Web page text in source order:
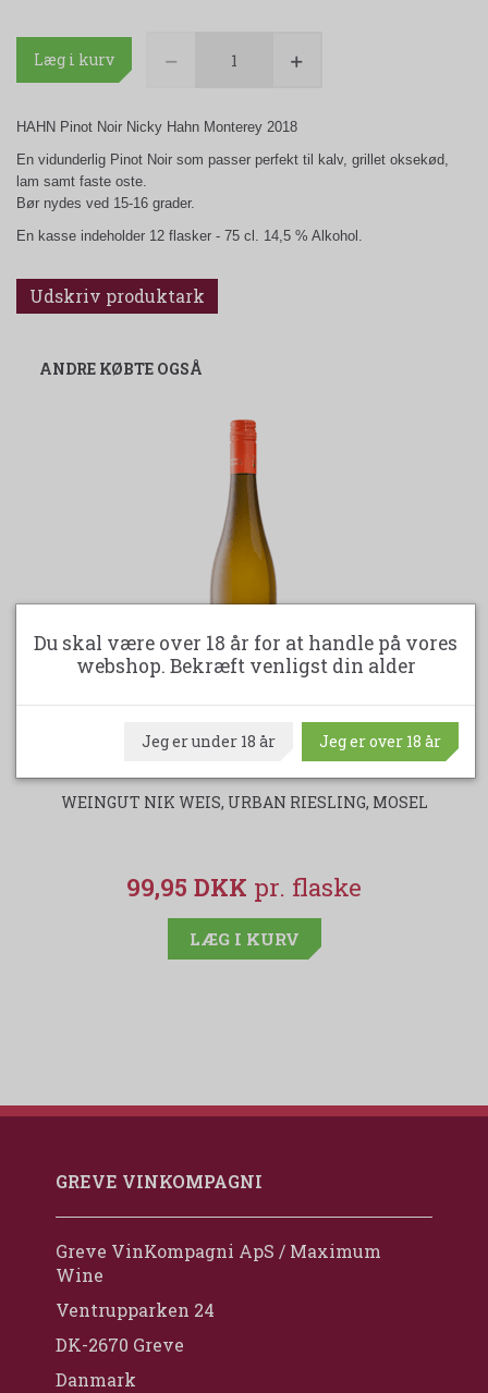
Læg i kurv
HAHN Pinot Noir Nicky Hahn Monterey 2018
En vidunderlig Pinot Noir som passer perfekt til kalv, grillet oksekød,
lam samt faste oste.
Bør nydes ved 15-16 grader.
En kasse indeholder 12 flasker - 75 cl. 14,5 % Alkohol.
Udskriv produktark
ANDRE KØBTE OGSÅ
WEINGUT NIK WEIS, URBAN RIESLING, MOSEL
99,95 DKK
LÆG I KURV
GREVE VINKOMPAGNI
Greve VinKompagni ApS / Maximum
Wine
Ventrupparken 24
DK-2670 Greve
Danmark
Du skal være over 18 år for at handle på vores
webshop. Bekræft venligst din alder
Jeg er under 18 år Jeg er over 18 år